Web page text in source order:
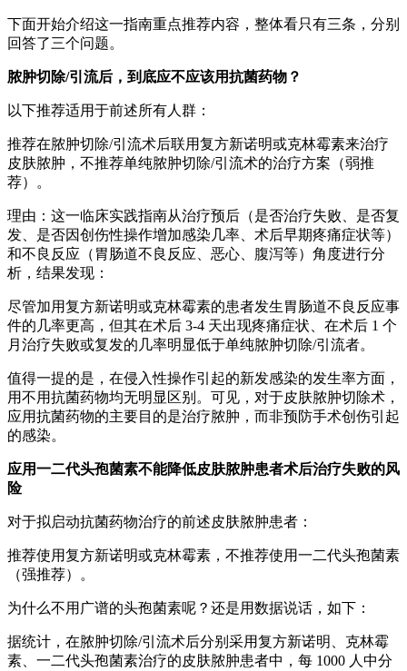
下面开始介绍这一指南重点推荐内容，整体看只有三条，分别
回答了三个问题。
脓肿切除/引流后，到底应不应该用抗菌药物？
以下推荐适用于前述所有人群：
推荐在脓肿切除/引流术后联用复方新诺明或克林霉素来治疗
皮肤脓肿，不推荐单纯脓肿切除/引流术的治疗方案（弱推
荐）。
理由：这一临床实践指南从治疗预后（是否治疗失败、是否复
发、是否因创伤性操作增加感染几率、术后早期疼痛症状等）
和不良反应（胃肠道不良反应、恶心、腹泻等）角度进行分
析，结果发现：
尽管加用复方新诺明或克林霉素的患者发生胃肠道不良反应事
件的几率更高，但其在术后 3-4 天出现疼痛症状、在术后 1 个
月治疗失败或复发的几率明显低于单纯脓肿切除/引流者。
值得一提的是，在侵入性操作引起的新发感染的发生率方面，
用不用抗菌药物均无明显区别。可见，对于皮肤脓肿切除术，
应用抗菌药物的主要目的是治疗脓肿，而非预防手术创伤引起
的感染。
应用一二代头孢菌素不能降低皮肤脓肿患者术后治疗失败的风
险
对于拟启动抗菌药物治疗的前述皮肤脓肿患者：
推荐使用复方新诺明或克林霉素，不推荐使用一二代头孢菌素
（强推荐）。
为什么不用广谱的头孢菌素呢？还是用数据说话，如下：
据统计，在脓肿切除/引流术后分别采用复方新诺明、克林霉
素、一二代头孢菌素治疗的皮肤脓肿患者中，每 1000 人中分